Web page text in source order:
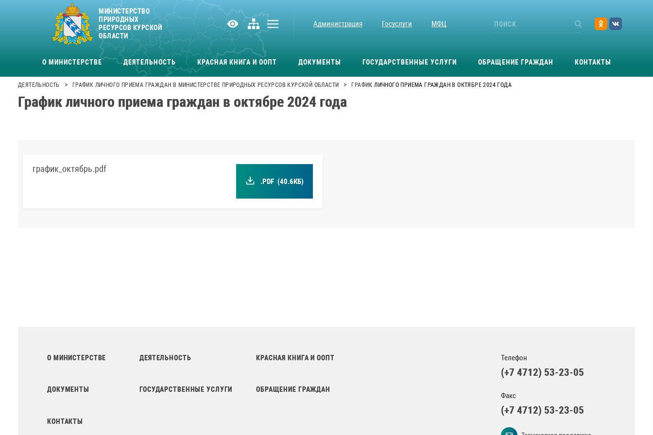
МИНИСТЕРСТВО
ПРИРОДНЫХ
РЕСУРСОВ КУРСКОЙ
ОБЛАСТИ
Администрация Госуслуги МФЦ
О МИНИСТЕРСТВЕ ДЕЯТЕЛЬНОСТЬ КРАСНАЯ КНИГА И ООПТ ДОКУМЕНТЫ ГОСУДАРСТВЕННЫЕ УСЛУГИ ОБРАЩЕНИЕ ГРАЖДАН КОНТАКТЫ
ДЕЯТЕЛЬНОСТЬ > ГРАФИК ЛИЧНОГО ПРИЕМА ГРАЖДАН В МИНИСТЕРСТВЕ ПРИРОДНЫХ РЕСУРСОВ КУРСКОЙ ОБЛАСТИ > ГРАФИК ЛИЧНОГО ПРИЕМА ГРАЖДАН В ОКТЯБРЕ 2024 ГОДА
График личного приема граждан в октябре 2024 года
график_октябрь.pdf
.PDF (40.6КБ)
О МИНИСТЕРСТВЕ ДЕЯТЕЛЬНОСТЬ КРАСНАЯ КНИГА И ООПТ
ДОКУМЕНТЫ ГОСУДАРСТВЕННЫЕ УСЛУГИ ОБРАЩЕНИЕ ГРАЖДАН
КОНТАКТЫ
Телефон
(+7 4712) 53-23-05
Факс
(+7 4712) 53-23-05